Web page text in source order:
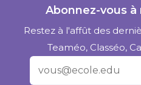
Abonnez-vous
Restez à l'affût des
Teaméo, Classéo,